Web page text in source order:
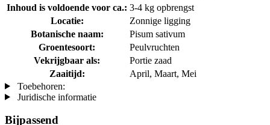
Inhoud is voldoende voor ca.: 3-4 kg opbrengst
Locatie:
Zonnige ligging
Botanische naam:
Pisum sativum
Groentesoort:
Peulvruchten
Vekrijgbaar als:
Portie zaad
Zaaitijd:
April, Maart, Mei
Toebehoren:
Juridische informatie
Bijpassend